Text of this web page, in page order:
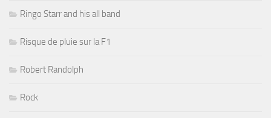
Ringo Starr and his all band
Risque de pluie sur la F1
Robert Randolph
Rock